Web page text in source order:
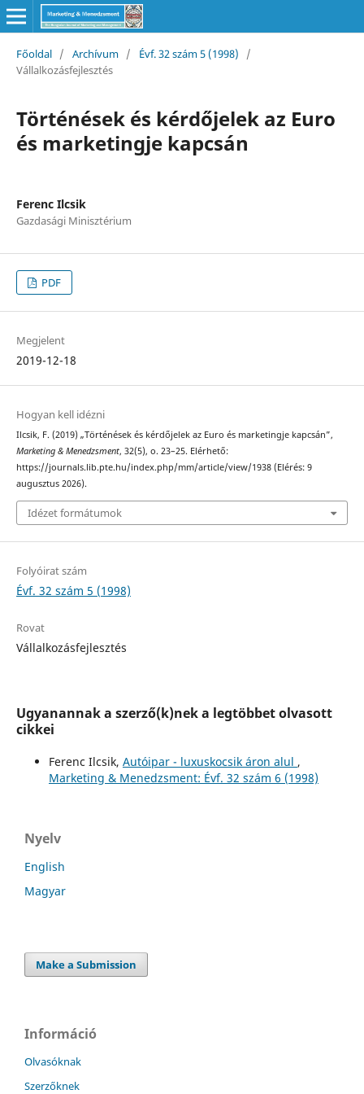
Főoldal / Archívum / Évf. 32 szám 5 (1998)
/
Vállalkozásfejlesztés
Történések és kérdőjelek az Euro
és marketingje kapcsán
Ferenc Ilcsik
Gazdasági Minisztérium
PDF
Megjelent
2019-12-18
Hogyan kell idézni
Ilcsik, F. (2019) „Történések és kérdőjelek az Euro és marketingje kapcsán”,
Marketing & Menedzsment, 32(5), o. 23–25. Elérhető:
https://journals.lib.pte.hu/index.php/mm/article/view/1938 (Elérés: 9
augusztus 2026).
Idézet formátumok
Folyóirat szám
Évf. 32 szám 5 (1998)
Rovat
Vállalkozásfejlesztés
Ugyanannak a szerző(k)nek a legtöbbet olvasott
cikkei
Ferenc Ilcsik, Autóipar - luxuskocsik áron alul ,
Marketing & Menedzsment: Évf. 32 szám 6 (1998)
Nyelv
English
Magyar
Make a Submission
Információ
Olvasóknak
Szerzőknek